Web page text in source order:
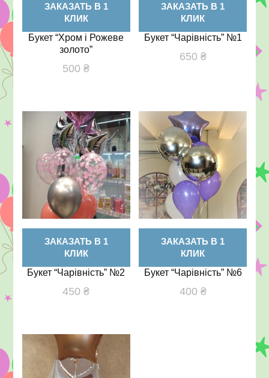
ЗАКАЗАТЬ В 1
КЛИК
Букет “Хром і Рожеве
золото”
500₴
ЗАКАЗАТЬ В 1
КЛИК
Букет “Чарівність” №1
650 ₴
ЗАКАЗАТЬ В 1
КЛИК
Букет “Чарівність” №2
450₴
ЗАКАЗАТЬ В 1
КЛИК
Букет “Чарівність” №6
400 ₴